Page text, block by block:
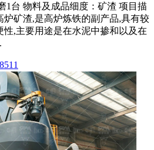
1台 物料及成品细度：矿渣 项目描
炉矿渣,是高炉炼铁的副产品,具有较
性,主要用途是在水泥中掺和以及在